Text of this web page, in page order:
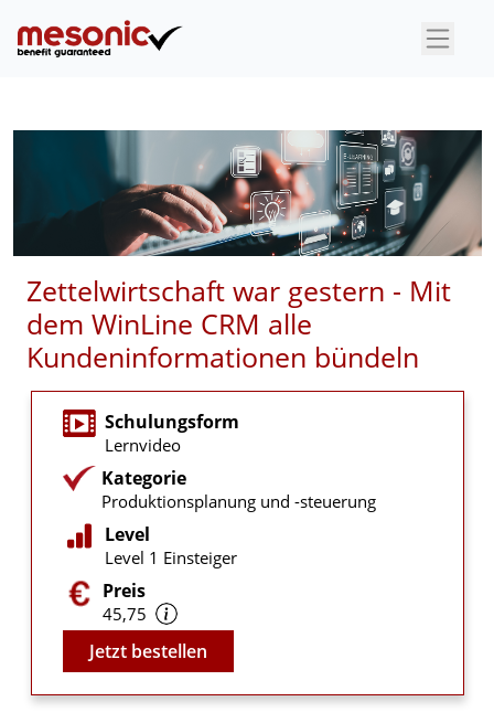
×
Zettelwirtschaft war gestern - Mit
dem WinLine CRM alle
Kundeninformationen bündeln
Schulungsform
Lernvideo
Kategorie
Produktionsplanung und -steuerung
Level
Level 1 Einsteiger
Preis
45,75
Video
Jetzt bestellen